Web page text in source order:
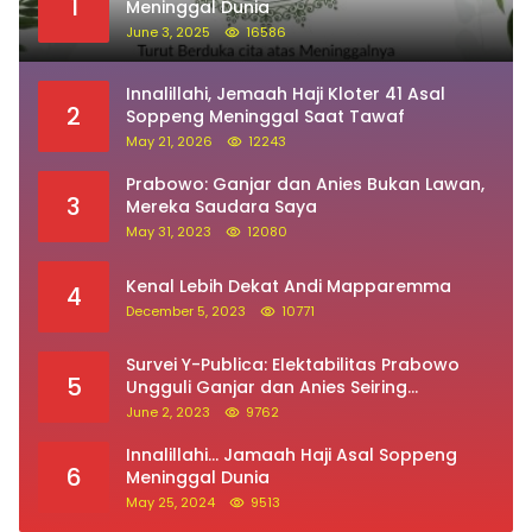
1
Meninggal Dunia
June 3, 2025 16586
2
Innalillahi, Jemaah Haji Kloter 41 Asal
Soppeng Meninggal Saat Tawaf
May 21, 2026 12243
3
Prabowo: Ganjar dan Anies Bukan Lawan,
Mereka Saudara Saya
May 31, 2023 12080
4 Kenal Lebih Dekat Andi Mapparemma
December 5, 2023 10771
5
Survei Y-Publica: Elektabilitas Prabowo
Ungguli Ganjar dan Anies Seiring
Kepuasan Terhadap Jokowi Naik
June 2, 2023 9762
6
Innalillahi… Jamaah Haji Asal Soppeng
Meninggal Dunia
May 25, 2024 9513